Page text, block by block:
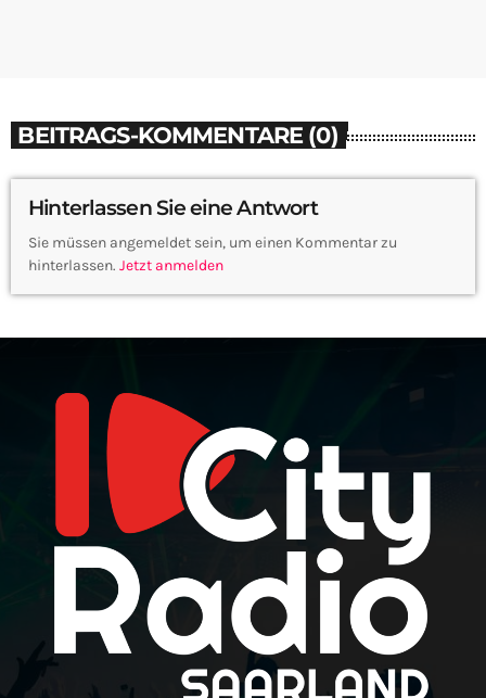
BEITRAGS-KOMMENTARE (0)
Hinterlassen Sie eine Antwort
Sie müssen angemeldet sein, um einen Kommentar zu
hinterlassen. Jetzt anmelden